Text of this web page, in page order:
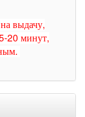
выдачу,
20 минут,